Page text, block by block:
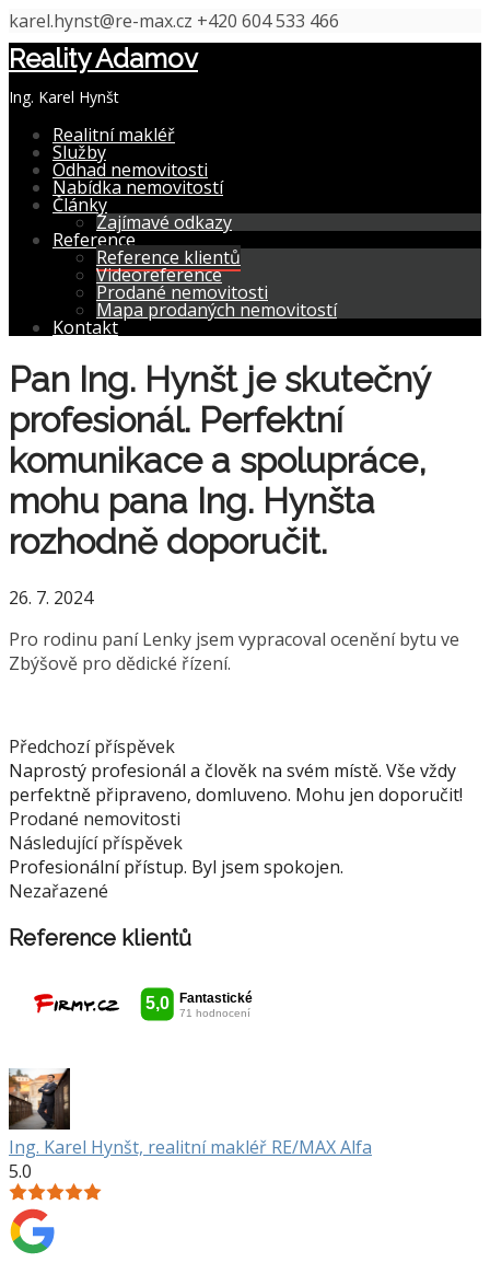
karel.hynst@re-max.cz +420 604 533 466
Reality Adamov
Ing. Karel Hynšt
Realitní makléř
Služby
Odhad nemovitosti
Nabídka nemovitostí
Články
Zajímavé odkazy
Reference
Reference klientů
Videoreference
Prodané nemovitosti
Mapa prodaných nemovitostí
Kontakt
Pan Ing. Hynšt je skutečný
profesionál. Perfektní
komunikace a spolupráce,
mohu pana Ing. Hynšta
rozhodně doporučit.
26. 7. 2024
Pro rodinu paní Lenky jsem vypracoval ocenění bytu ve
Zbýšově pro dědické řízení.
Předchozí příspěvek
Naprostý profesionál a člověk na svém místě. Vše vždy
perfektně připraveno, domluveno. Mohu jen doporučit!
Prodané nemovitosti
Následující příspěvek
Profesionální přístup. Byl jsem spokojen.
Nezařazené
Reference klientů
Ing. Karel Hynšt, realitní makléř RE/MAX Alfa
5.0